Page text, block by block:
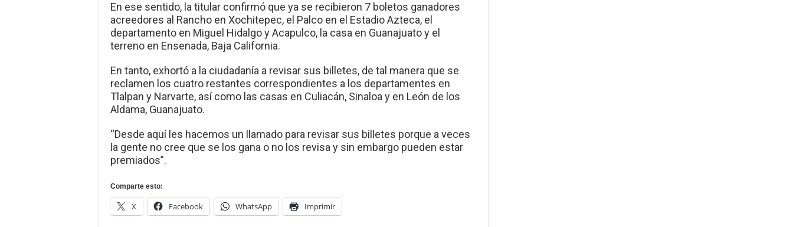
En ese sentido, la titular confirmó que ya se recibieron 7 boletos ganadores
acreedores al Rancho en Xochitepec, el Palco en el Estadio Azteca, el
departamento en Miguel Hidalgo y Acapulco, la casa en Guanajuato y el
terreno en Ensenada, Baja California.
En tanto, exhortó a la ciudadanía a revisar sus billetes, de tal manera que se
reclamen los cuatro restantes correspondientes a los departamentes en
Tlalpan y Narvarte, así como las casas en Culiacán, Sinaloa y en León de los
Aldama, Guanajuato.
“Desde aquí les hacemos un llamado para revisar sus billetes porque a veces
la gente no cree que se los gana o no los revisa y sin embargo pueden estar
premiados”.
Comparte esto:
X Facebook WhatsApp Imprimir